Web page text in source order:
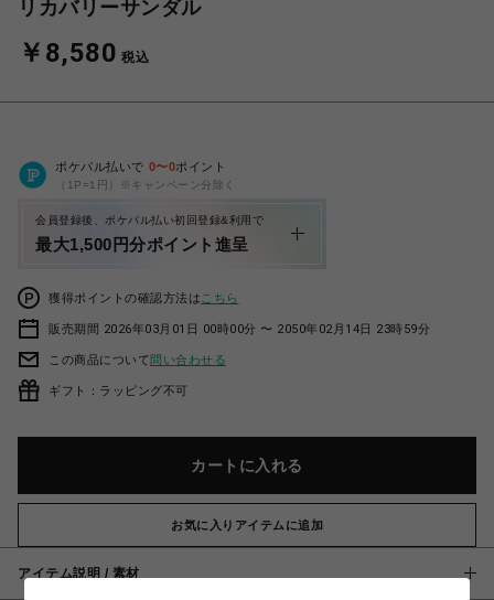
リカバリーサンダル
￥8,580 税込
ポケパル払いで 0〜0ポイント
（1P=1円）※キャンペーン分除く
会員登録後、ポケパル払い初回登録&利用で
最大1,500円分ポイント進呈
獲得ポイントの確認方法は こちら
販売期間 2026年03月01日 00時00分 〜 2050年02月14日 23時59分
この商品について問い合わせる
ギフト：ラッピング不可
カートに入れる
お気に入りアイテムに追加
アイテム説明 / 素材